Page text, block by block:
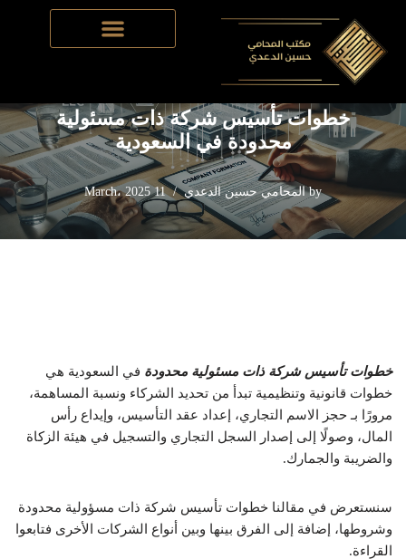
Skip
Home
-تأسيس الشركات في السعودية-خطوات تأسيس شركة
ذات مسئولية محدودة في السعودية
خطوات تأسيس شركة ذات مسئولية
محدودة في السعودية
by المحامي حسين الدعدي 11 March، 2025
خطوات تأسيس شركة ذات مسئولية محدودة في السعودية هي
خطوات قانونية وتنظيمية تبدأ من تحديد الشركاء ونسبة المساهمة،
مرورًا بـ حجز الاسم التجاري، إعداد عقد التأسيس، وإيداع رأس
المال، وصولًا إلى إصدار السجل التجاري والتسجيل في هيئة الزكاة
والضريبة والجمارك.
سنستعرض في مقالنا خطوات تأسيس شركة ذات مسؤولية محدودة
وشروطها، إضافة إلى الفرق بينها وبين أنواع الشركات الأخرى فتابعوا
القراءة.